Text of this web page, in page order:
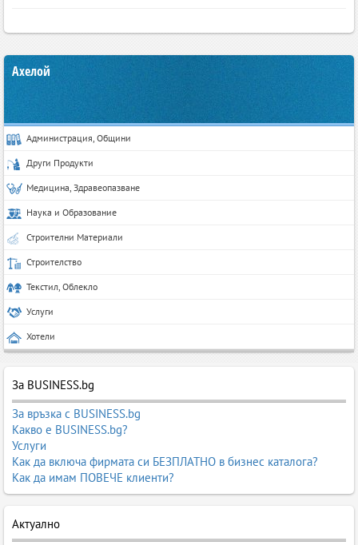
Ахелой
Администрация, Общини
Други Продукти
Медицина, Здравеопазване
Наука и Образование
Строителни Материали
Строителство
Текстил, Облекло
Услуги
Хотели
За BUSINESS.bg
За връзка с BUSINESS.bg
Какво е BUSINESS.bg?
Услуги
Как да включа фирмата си БЕЗПЛАТНО в бизнес каталога?
Как да имам ПОВЕЧЕ клиенти?
Актуално